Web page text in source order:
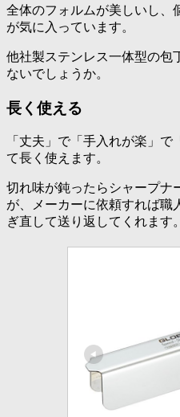
全体のフォルムが美しいし、
が気に入っています。
他社製ステンレス一体型の包
ないでしょうか。
長く使える
「丈夫」で「手入れが楽」
て長く使えます。
切れ味が鈍ったらシャープナ
が、メーカーに依頼すれば職
ぎ直して送り返してくれます。